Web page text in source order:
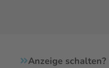
Anzeige schalten?